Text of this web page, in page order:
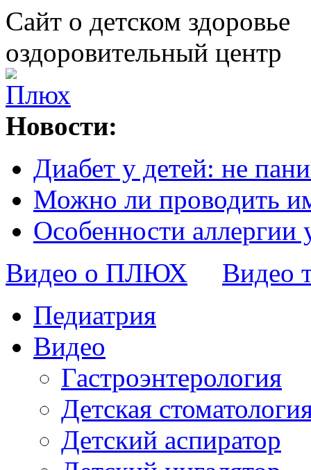
Сайт о детском здоровье
оздоровительный центр
Новости:
Диабет у детей: не
Можно ли проводить
Особенности аллергии
Видео о ПЛЮХ
Видео
Педиатрия
Видео
Гастроэнтерология
Детская
Детский аспиратор